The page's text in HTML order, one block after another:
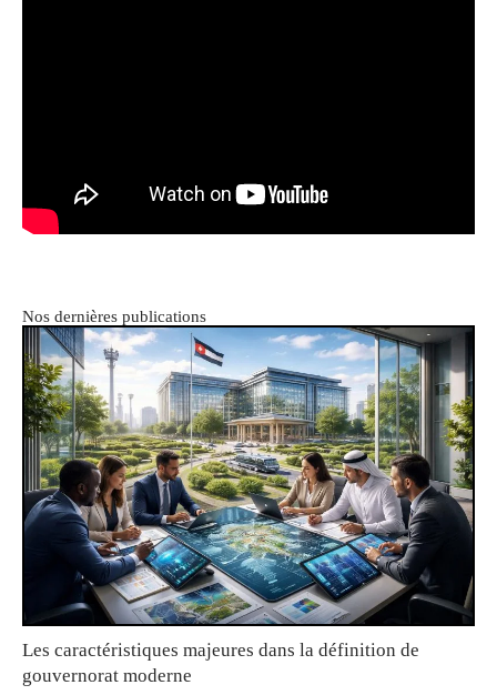
Nos dernières publications
Les caractéristiques majeures dans la définition de
gouvernorat moderne